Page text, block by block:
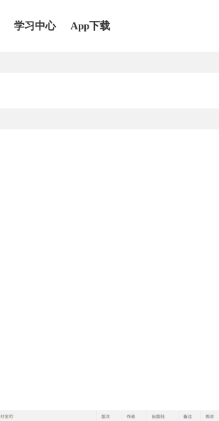
学习中心 App下载